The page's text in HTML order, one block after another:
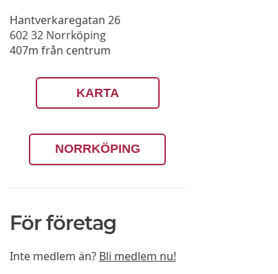
Hantverkaregatan 26
602 32 Norrköping
407m från centrum
KARTA
NORRKÖPING
För företag
Inte medlem än? Bli medlem nu!